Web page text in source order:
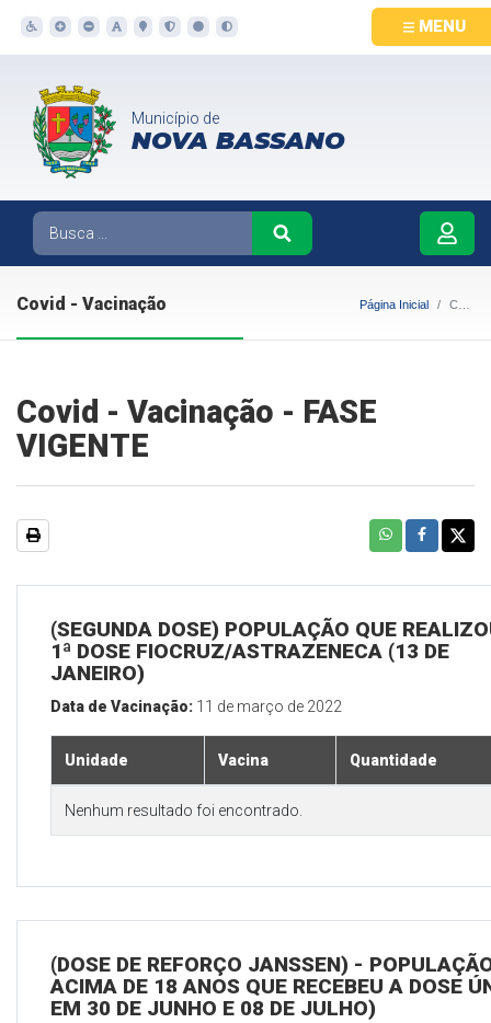
MENU
Município de
NOVA BASSANO
Covid - Vacinação Página Inicial Covid - Vacinação
Covid - Vacinação - FASE
VIGENTE
(SEGUNDA DOSE) POPULAÇÃO QUE
1ª DOSE FIOCRUZ/ASTRAZENECA (13 DE
JANEIRO)
Data de Vacinação: 11 de março de 2022
Unidade Vacina Quantidade
Nenhum resultado foi encontrado.
(DOSE DE REFORÇO JANSSEN) -
ACIMA DE 18 ANOS QUE RECEBEU A DOSE
EM 30 DE JUNHO E 08 DE JULHO)